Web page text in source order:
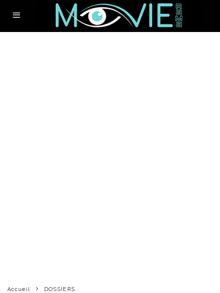
Accueil DOSSIERS